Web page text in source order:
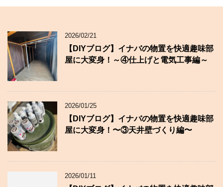
2026/02/21
【DIYブログ】イナバの物置を快適趣味部
屋に大変身！～④仕上げと電気工事編～
2026/01/25
【DIYブログ】イナバの物置を快適趣味部
屋に大変身！〜③天井壁づくり編〜
2026/01/11